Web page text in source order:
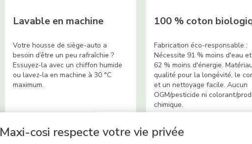
Maxi-cosi respecte votre vie privée
Lavable en machine
Votre housse de siège-auto a
besoin d’être un peu rafraîchie ?
Essuyez-la avec un chiffon humide
ou lavez-la en machine à 30 °C
maximum.
100 % coton
Fabrication éco-responsable :
Nécessite 91 % moins d'eau et
62 % moins d'énergie.
qualité pour la longévité, le
et un nettoyage facile. Aucun
OGM/pesticide ni colorant/
chimique.